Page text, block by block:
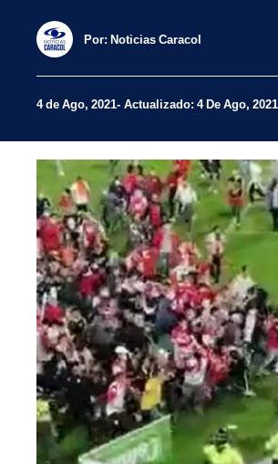
Por: Noticias Caracol
4 de Ago, 2021 Actualizado: 4 De Ago, 2021